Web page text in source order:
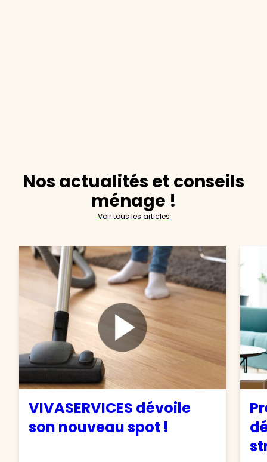
Nos actualités et conseils
ménage !
Voir tous les articles
VIVASERVICES dévoile
son nouveau spot !